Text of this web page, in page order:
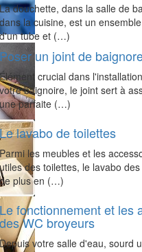
douchette, dans la salle de
la cuisine, est un
tube et (…)
Poser un joint de
crucial dans
baignoire, le joint sert à
parfaite (…)
lavabo de toilettes
Parmi les meubles et les
des toilettes, le lavabo
plus en (…)
Le fonctionnement et les
des WC broyeurs
votre salle d'eau, sourd